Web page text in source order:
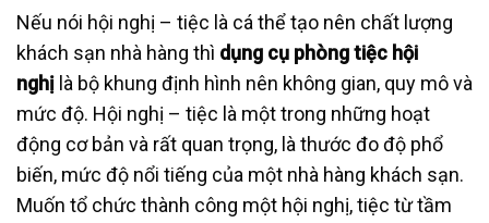
Nếu nói hội nghị – tiệc là cá thể tạo nên chất lượng
khách sạn nhà hàng thì dụng cụ phòng tiệc hội
nghị là bộ khung định hình nên không gian, quy mô và
mức độ. Hội nghị – tiệc là một trong những hoạt
động cơ bản và rất quan trọng, là thước đo độ phổ
biến, mức độ nổi tiếng của một nhà hàng khách sạn.
Muốn tổ chức thành công một hội nghị, tiệc từ tầm